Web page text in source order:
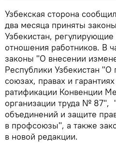
Узбекская сторона
два месяца приняты
Узбекистан,
отношения работников. В
законы "О внесении
Республики Узбекистан
союзах, правах и
ратификации Конвенции
организации труда № 87",
объединений и защите
в профсоюзы", а также
в новой редакции.